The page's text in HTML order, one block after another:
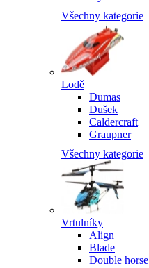
Všechny kategorie
Lodě
Dumas
Dušek
Caldercraft
Graupner
Všechny kategorie
Vrtulníky
Align
Blade
Double horse